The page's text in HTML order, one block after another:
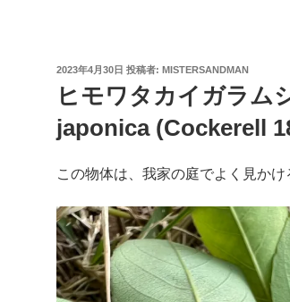
投
日:
2023年4月30日 投稿者: MISTERSANDMAN
ヒモワタカイガラ
japonica (Cockerell
この物体は、我家の庭でよく見か